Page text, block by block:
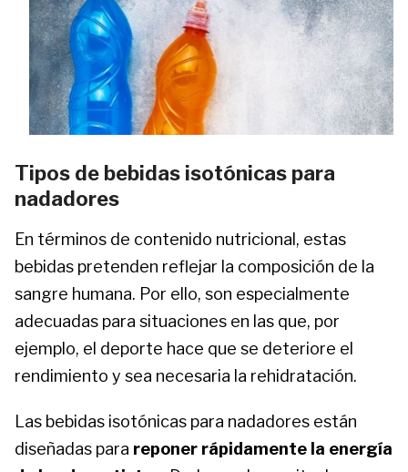
Tipos de bebidas isotónicas para
nadadores
En términos de contenido nutricional, estas
bebidas pretenden reflejar la composición de la
sangre humana. Por ello, son especialmente
adecuadas para situaciones en las que, por
ejemplo, el deporte hace que se deteriore el
rendimiento y sea necesaria la rehidratación.
Las bebidas isotónicas para nadadores están
diseñadas para reponer rápidamente la energía